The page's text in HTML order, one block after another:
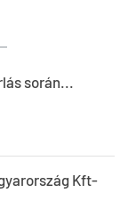
során...
Kft-